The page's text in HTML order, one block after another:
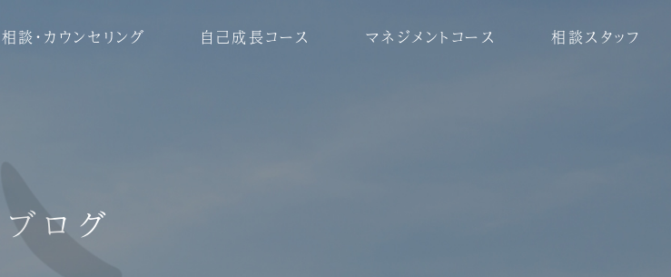
相談・カウンセリング 自己成長コース マネジメントコース 相談スタッフ
ブログ